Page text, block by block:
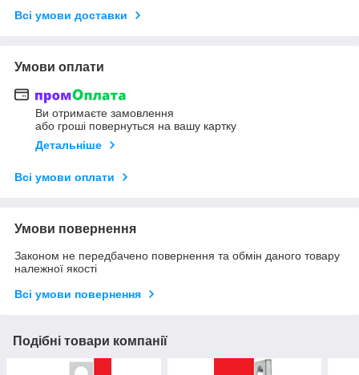
Всі умови доставки
Умови оплати
Ви отримаєте замовлення
або гроші повернуться на вашу картку
Детальніше
Всі умови оплати
Умови повернення
Законом не передбачено повернення та обмін даного товару
належної якості
Всі умови повернення
Подібні товари компанії